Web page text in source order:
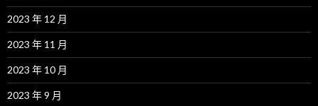
2023 年 12 月
2023 年 11 月
2023 年 10 月
2023 年 9 月